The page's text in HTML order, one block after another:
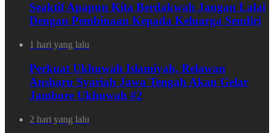
Seaktif Apapun Kita Berdakwah Jangan Lalai
Dengan Pembinaan Kepada Keluarga Sendiri
1 hari yang lalu
Perkuat Ukhuwah Islamiyah, Relawan
Ansharu Syariah Jawa Tengah Akan Gelar
Jambore Ukhuwah #2
2 hari yang lalu